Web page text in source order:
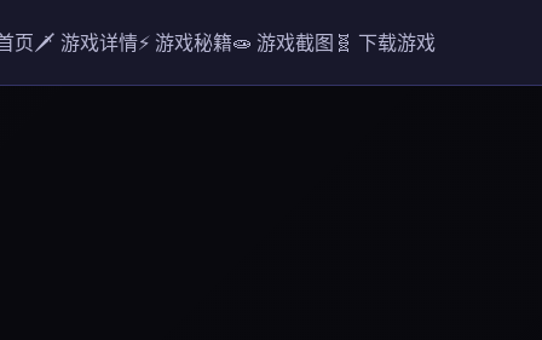
页🗡️ 游戏详情⚡ 游戏秘籍🧫 游戏截图 🧬 下载游戏